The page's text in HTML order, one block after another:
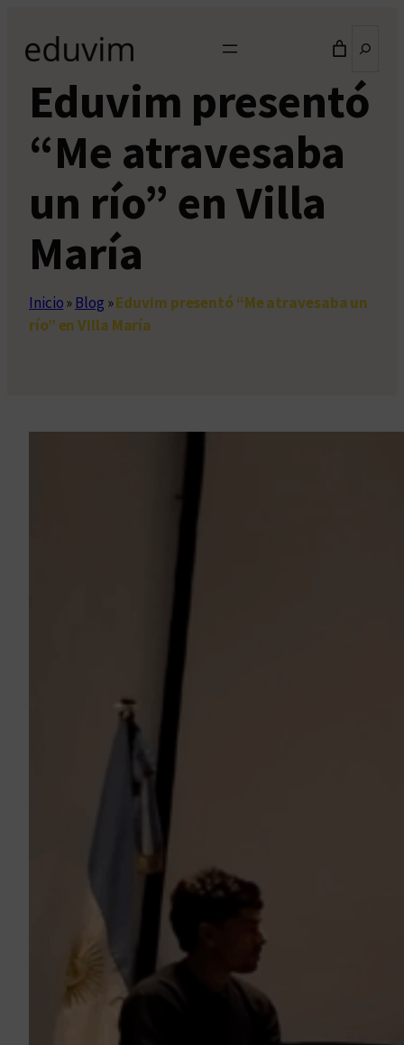
contenido
Eduvim presentó
“Me atravesaba
un río” en Villa
María
Inicio» Blog »Eduvim presentó “Me atravesaba un
río” en Villa María